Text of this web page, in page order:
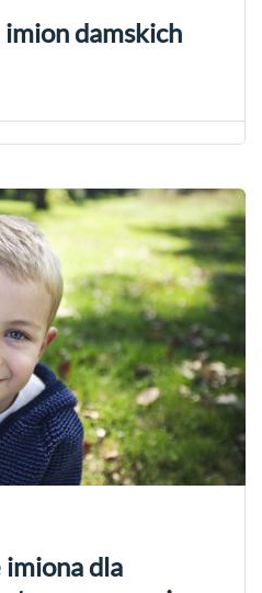
damskich
dla